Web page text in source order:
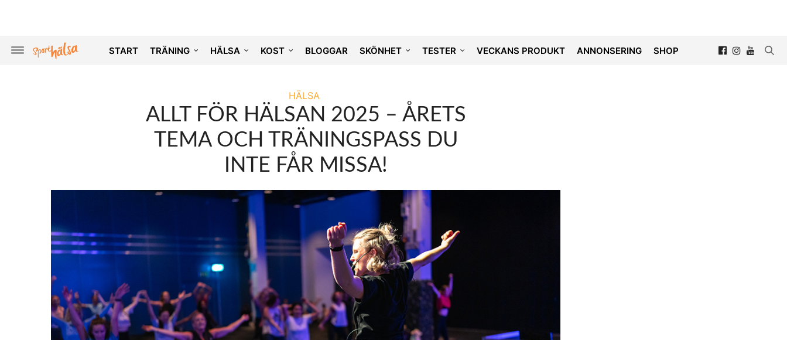
START TRÄNING HÄLSA KOST BLOGGAR SKÖNHET TESTER VECKANS PRODUKT ANNONSERING SHOP
HÄLSA
ALLT FÖR HÄLSAN 2025 – ÅRETS
TEMA OCH TRÄNINGSPASS DU
INTE FÅR MISSA!